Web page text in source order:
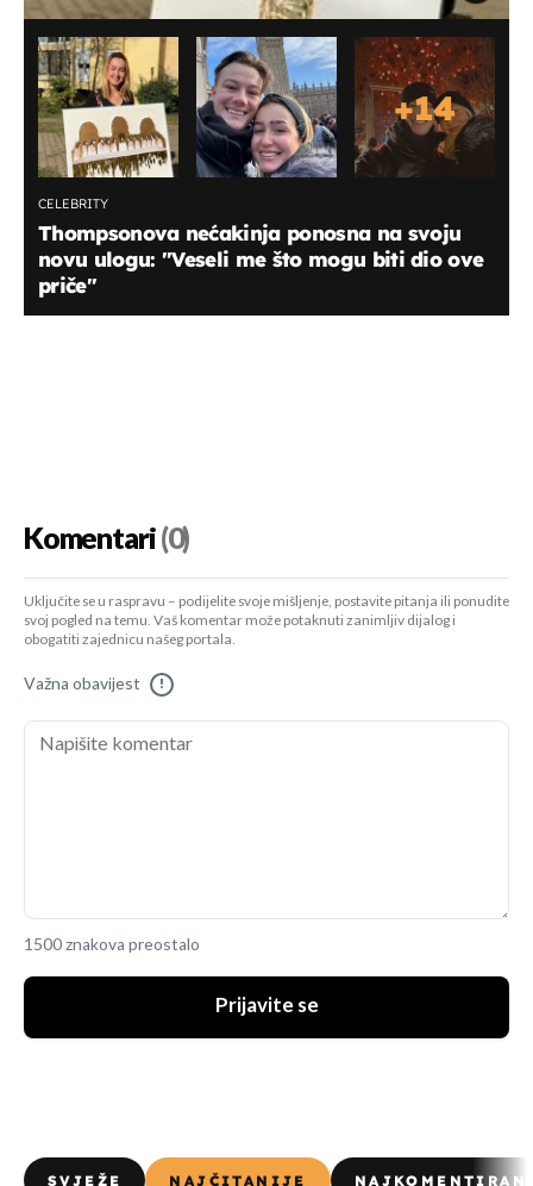
+14
CELEBRITY
Thompsonova nećakinja ponosna na svoju
novu ulogu: ''Veseli me što mogu biti dio ove
priče''
Komentari(0)
Uključite se u raspravu – podijelite svoje mišljenje, postavite pitanja ili ponudite
svoj pogled na temu. Vaš komentar može potaknuti zanimljiv dijalog i
obogatiti zajednicu našeg portala.
Važna obavijest !
1500 znakova preostalo
Prijavite se
SVJEŽE NAJČITANIJE